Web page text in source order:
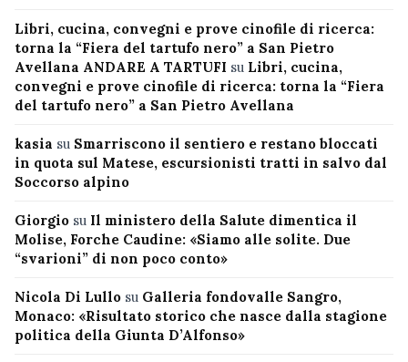
Libri, cucina, convegni e prove cinofile di ricerca:
torna la “Fiera del tartufo nero” a San Pietro
Avellana ANDARE A TARTUFI su Libri, cucina,
convegni e prove cinofile di ricerca: torna la “Fiera
del tartufo nero” a San Pietro Avellana
kasia su Smarriscono il sentiero e restano bloccati
in quota sul Matese, escursionisti tratti in salvo dal
Soccorso alpino
Giorgio su Il ministero della Salute dimentica il
Molise, Forche Caudine: «Siamo alle solite. Due
“svarioni” di non poco conto»
Nicola Di Lullo su Galleria fondovalle Sangro,
Monaco: «Risultato storico che nasce dalla stagione
politica della Giunta D’Alfonso»